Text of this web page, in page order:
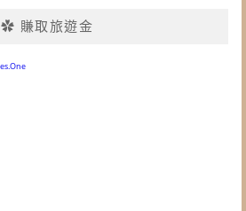
✿ 賺取旅遊金